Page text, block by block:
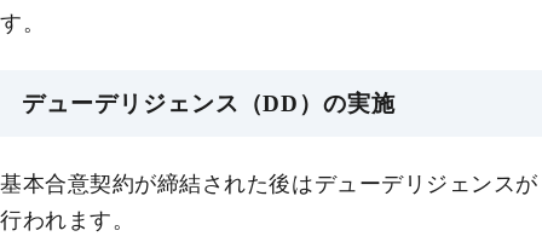
す。
デューデリジェンス（DD）の実施
基本合意契約が締結された後はデューデリジェンスが
行われます。